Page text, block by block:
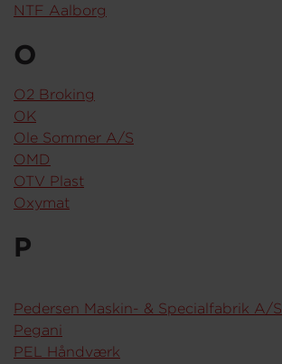
NTF Aalborg
O
O2 Broking
OK
Ole Sommer A/S
OMD
OTV Plast
Oxymat
P
Pedersen Maskin- & Specialfabrik A/S
Pegani
PEL Håndværk